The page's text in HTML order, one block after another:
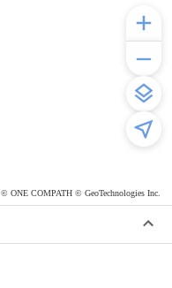
© ONE COMPATH © GeoTechnologies Inc.